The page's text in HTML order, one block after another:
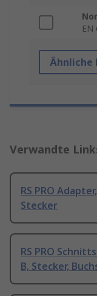
EN
Ähnliche
Verwandte
RS PRO
Stecker
RS PRO
B, Stecker,